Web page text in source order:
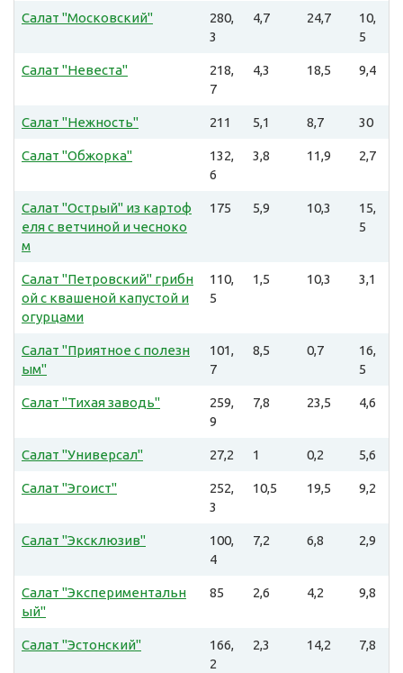
Салат "Московский"
280,
3
4,7 24,7
10,
5
Салат "Невеста"
218,
7
4,3 18,5 9,4
Салат "Нежность" 211 5,1 8,7 30
Салат "Обжорка"
132,
6
3,8 11,9 2,7
Салат "Острый" из картоф
еля с ветчиной и чесноко
м
175 5,9 10,3
15,
5
Салат "Петровский" грибн
ой с квашеной капустой и
огурцами
110,
5
1,5 10,3 3,1
Салат "Приятное с полезн
ым"
101,
7
8,5 0,7
16,
5
Салат "Тихая заводь"
259,
9
7,8 23,5 4,6
Салат "Универсал" 27,2 1 0,2 5,6
Салат "Эгоист"
252,
3
10,5 19,5 9,2
Салат "Эксклюзив"
100,
4
7,2 6,8 2,9
Салат "Экспериментальн
ый"
85 2,6 4,2 9,8
Салат "Эстонский"
166,
2
2,3 14,2 7,8